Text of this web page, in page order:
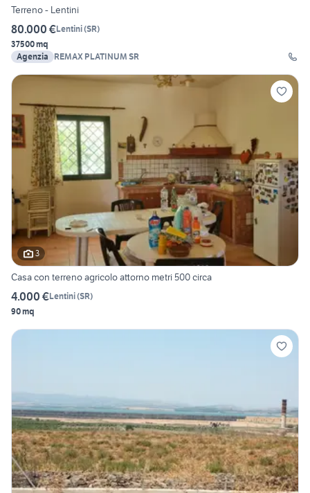
Terreno - Lentini
80.000 €Lentini(SR)
37500 mq
Agenzia
REMAX PLATINUM SR
3
Casa con terreno agricolo attorno metri 500 circa
4.000 €Lentini(SR)
90 mq